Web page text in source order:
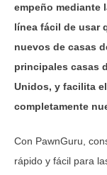
empeño mediante
línea fácil de usar
nuevos de casas
principales casas
Unidos, y facilita
completamente
Con PawnGuru,
rápido y fácil para